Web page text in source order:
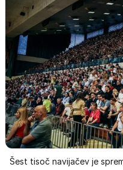
Šest tisoč navijačev je